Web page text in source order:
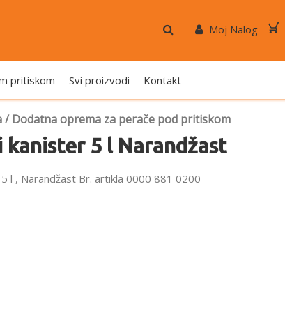
Moj Nalog
pritiskom Svi proizvodi Kontakt
/Dodatna oprema za perače pod pritiskom
kanister 5 l Narandžast
l , Narandžast Br. artikla 0000 881 0200